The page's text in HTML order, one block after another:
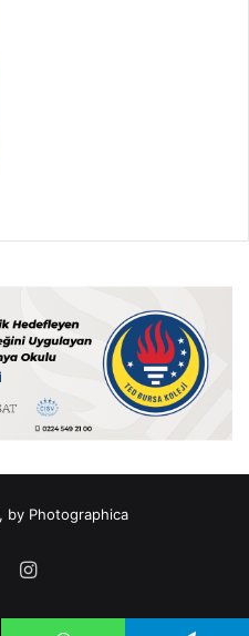
Photographica
Instagram